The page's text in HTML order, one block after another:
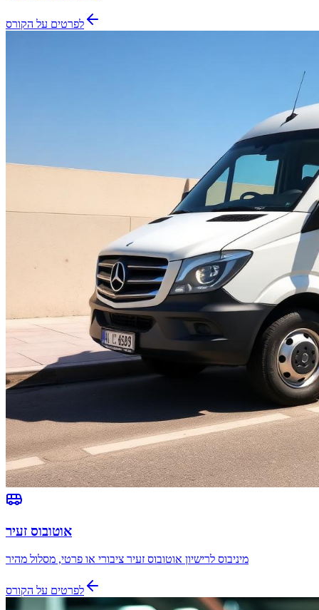
לפרטים על הקורס
אוטובוס זעיר
מיניבוס לרישיון אוטובוס זעיר ציבורי או פרטי, מסלול מהיר
לפרטים על הקורס